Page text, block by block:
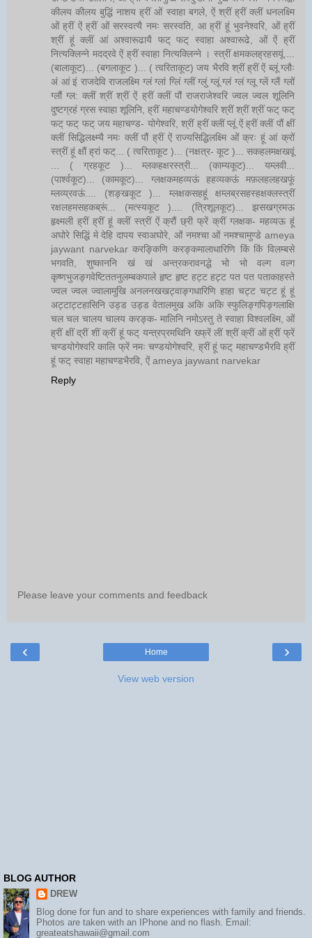
कीलय कीलय बुद्धिं नाशय ह्रीं ओं स्वाहा बगले, ऐं श्रीं ह्रीं क्लीं धनलक्ष्मि
ओं ह्रीं ऐं ह्रीं ओं सरस्वत्यै नमः सरस्वति, आ ह्रीं हूं भुवनेश्वरि, ओं ह्रीं
श्रीं हूं क्लीं आं अश्वारूढायै फट् फट् स्वाहा अश्वारूढे, ओं ऐं ह्रीं
नित्यक्लिन्ने मदद्रवे ऐं ह्रीं स्वाहा नित्यक्लिन्ने । स्त्रीं क्षमकलह्रहसयूं....
(बालाकूट)... (बगलाकूट )... ( त्वरिताकूट) जय भैरवि श्रीं ह्रीं ऐं ब्लूं ग्लौः
अं आं इं राजदेवि राजलक्ष्मि ग्लं ग्लां ग्लिं ग्लीं ग्लुं ग्लूं ग्लं ग्लं ग्लू ग्लें ग्लैं ग्लों
ग्लौं ग्ल: क्लीं श्रीं श्रीं ऐं ह्रीं क्लीं पौं राजराजेश्वरि ज्वल ज्वल शूलिनि
दुष्टग्रहं ग्रस स्वाहा शूलिनि, ह्रीं महाचण्डयोगेश्वरि श्रीं श्रीं श्रीं फट् फट्
फट् फट् फट् जय महाचण्ड- योगेश्वरि, श्रीं ह्रीं क्लीं प्लूं ऐं ह्रीं क्लीं पौं क्षीं
क्लीं सिद्धिलक्ष्म्यै नमः क्लीं पौं ह्रीं ऐं राज्यसिद्धिलक्ष्मि ओं क्रः हूं आं क्रों
स्त्रीं हूं क्षौं ह्रां फट्... ( त्वरिताकूट )... (नक्षत्र- कूट )... सकहलमक्षखवूं
... ( ग्रहकूट )... म्लकहक्षरस्त्री... (काम्यकूट)... यम्लवी...
(पार्श्वकूट)... (कामकूट)... ग्लक्षकमहव्यऊं हहव्यकऊं मफ़लहलहखफूं
म्लव्य्रवऊं.... (शङ्खकूट )... म्लक्षकसहहूं क्षम्लब्रसहस्हक्षक्लस्त्रीं
रक्षलहमसहकब्रूं... (मत्स्यकूट ).... (त्रिशूलकूट)... झसखग्रमऊ
हृक्ष्मली ह्रीं ह्रीं हूं क्लीं स्त्रीं ऐं क्रौं छ्री फ्रें क्रीं ग्लक्षक- महव्यऊ हूं
अघोरे सिद्धिं मे देहि दापय स्वाअघोरे, ओं नमश्चा ओं नमश्चामुण्डे ameya
jaywant narvekar करङ्किणि करङ्कमालाधारिणि किं किं विलम्बसे
भगवति, शुष्काननि खं खं अन्त्रकरावनद्धे भो भो वल्ग वल्ग
कृष्णभुजङ्गवेष्टिततनुलम्बकपाले हृष्ट हृष्ट हट्ट हट्ट पत पत पताकाहस्ते
ज्वल ज्वल ज्वालामुखि अनलनखखट्वाङ्गधारिणि हाहा चट्ट चट्ट हूं हूं
अट्टाट्टहासिनि उड्ड उड्ड वेतालमुख अकि अकि स्फुलिङ्गपिङ्गलाक्षि
चल चल चालय चालय करङ्क- मालिनि नमोऽस्तु ते स्वाहा विश्वलक्ष्मि, ओं
ह्रीं क्षीं द्रीं शीं क्रीं हूं फट् यन्त्रप्रमथिनि ख्फ्रें लीं श्रीं क्रीं ओं ह्रीं फ्रें
चण्डयोगेश्वरि कालि फ्रें नमः चण्डयोगेश्वरि, ह्रीं हूं फट् महाचण्डभैरवि ह्रीं
हूं फट् स्वाहा महाचण्डभैरवि, ऐं ameya jaywant narvekar
Reply
Please leave your comments and feedback
‹ ›
Home
View web version
BLOG AUTHOR
DREW
Blog done for fun and to share experiences with family and friends.
Photos are taken with an IPhone and no flash. Email:
greateatshawaii@gmail.com